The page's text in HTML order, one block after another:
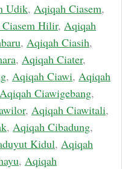
Udik, Aqiqah Ciasem,
Hilir, Aqiqah
, Aqiqah Ciasih,
, Aqiqah Ciater,
, Aqiqah Ciawi, Aqiqah
Aqiqah Ciawigebang,
, Aqiqah Ciawitali,
, Aqiqah Cibadung,
Kidul, Aqiqah
, Aqiqah